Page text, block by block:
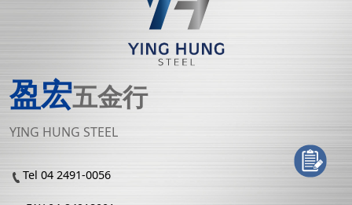
盈宏五金行
YING HUNG STEEL
Tel 04 2491-0056